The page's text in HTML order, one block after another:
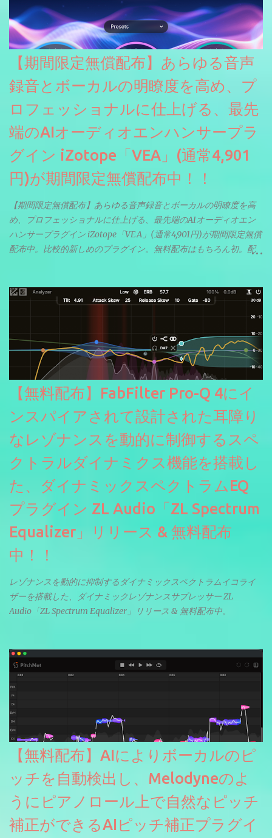
【期間限定無償配布】あらゆる音声
録音とボーカルの明瞭度を高め、プ
ロフェッショナルに仕上げる、最先
端のAIオーディオエンハンサープラ
グイン iZotope「VEA」(通常4,901
円)が期間限定無償配布中！！
【期間限定無償配布】あらゆる音声録音とボーカルの明瞭度を高
め、プロフェッショナルに仕上げる、最先端のAIオーディオエン
ハンサープラグイン iZotope「VEA」(通常4,901円)が期間限定無償
配布中。比較的新しめのプラグイン。無料配布はもちろん初。配
【無料配布】FabFilter Pro-Q 4にイ
ンスパイアされて設計された耳障り
なレゾナンスを動的に制御するスペ
クトラルダイナミクス機能を搭載し
た、ダイナミックスペクトラムEQ
プラグイン ZL Audio「ZL Spectrum
Equalizer」リリース & 無料配布
中！！
レゾナンスを動的に抑制するダイナミックスペクトラムイコライ
ザーを搭載した、ダイナミックレゾナンスサプレッサー ZL
Audio「ZL Spectrum Equalizer」リリース & 無料配布中。
【無料配布】AIによりボーカルのピ
ッチを自動検出し、Melodyneのよ
うにピアノロール上で自然なピッチ
補正ができるAIピッチ補正プラグイ